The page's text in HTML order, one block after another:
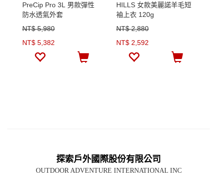
PreCip Pro 3L 男款彈性
防水透氣外套
NT$ 5,980
NT$ 5,382
HILLS 女款美麗諾羊毛短
袖上衣 120g
NT$ 2,880
NT$ 2,592
探索戶外國際股份有限公司
OUTDOOR ADVENTURE INTERNATIONAL INC